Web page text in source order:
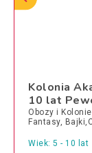
Kolonia
10 lat
Obozy i
Fantasy,
Wiek: 5 - 10 lat